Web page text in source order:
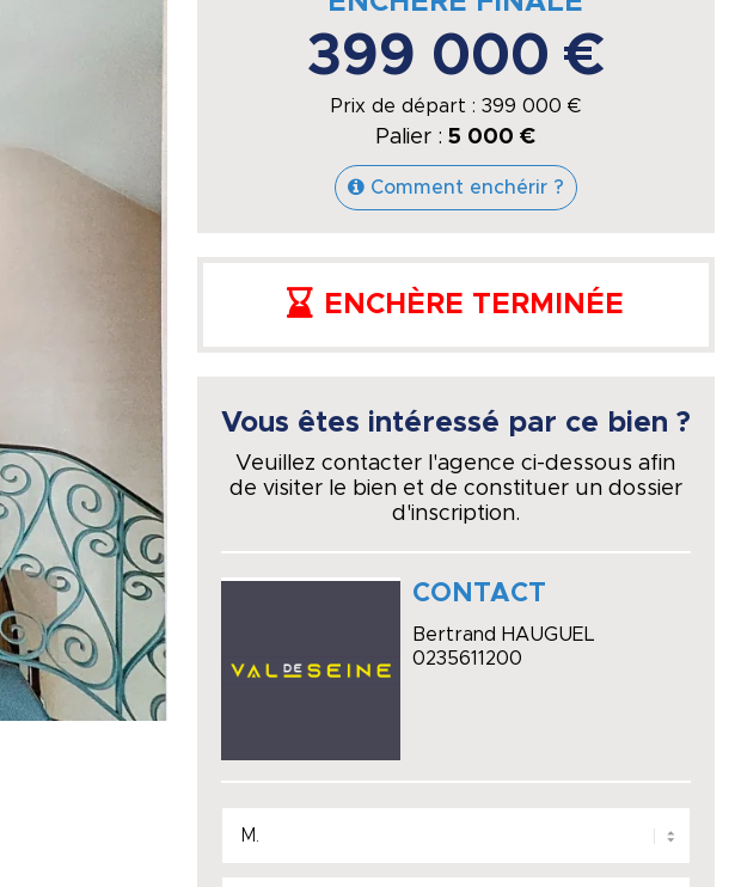
399 000 €
Prix de départ : 399 000 €
Palier :5 000 €
Comment enchérir ?
ENCHÈRE TERMINÉE
Vous êtes intéressé par ce bien ?
Veuillez contacter l'agence ci-dessous afin
de visiter le bien et de constituer un dossier
d'inscription.
CONTACT
Bertrand HAUGUEL
0235611200